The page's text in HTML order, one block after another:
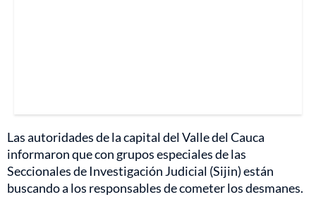
Las autoridades de la capital del Valle del Cauca
informaron que con grupos especiales de las
Seccionales de Investigación Judicial (Sijin) están
buscando a los responsables de cometer los desmanes.